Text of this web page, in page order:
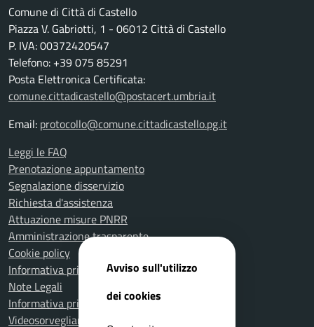
Comune di Città di Castello
Piazza V. Gabriotti, 1 - 06012 Città di Castello
P. IVA: 00372420547
Telefono: +39 075 85291
Posta Elettronica Certificata:
comune.cittadicastello@postacert.umbria.it
Email: protocollo@comune.cittadicastello.pg.it
Leggi le FAQ
Prenotazione appuntamento
Segnalazione disservizio
Richiesta d'assistenza
Attuazione misure PNRR
Amministrazione trasparente
Cookie policy
Informativa privacy
Note Legali
Informativa privacy Polizia Locale
Videosorveglianza e privacy
Avviso sull'utilizzo
dei cookies